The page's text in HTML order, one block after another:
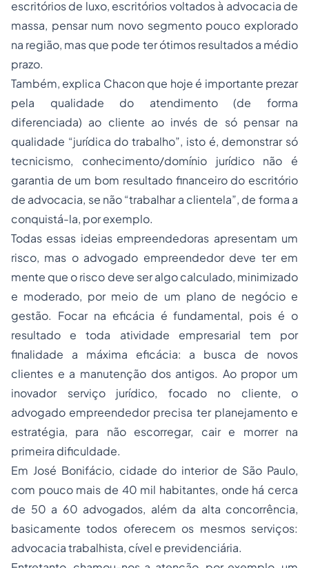
escritórios de luxo, escritórios voltados à advocacia de
massa, pensar num novo segmento pouco explorado
na região, mas que pode ter ótimos resultados a médio
prazo.
Também, explica Chacon que hoje é importante prezar
pela qualidade do atendimento (de forma
diferenciada) ao cliente ao invés de só pensar na
qualidade “jurídica do trabalho”, isto é, demonstrar só
tecnicismo, conhecimento/domínio jurídico não é
garantia de um bom resultado financeiro do escritório
de advocacia, se não “trabalhar a clientela”, de forma a
conquistá-la, por exemplo.
Todas essas ideias empreendedoras apresentam um
risco, mas o advogado empreendedor deve ter em
mente que o risco deve ser algo calculado, minimizado
e moderado, por meio de um plano de negócio e
gestão. Focar na eficácia é fundamental, pois é o
resultado e toda atividade empresarial tem por
finalidade a máxima eficácia: a busca de novos
clientes e a manutenção dos antigos. Ao propor um
inovador serviço jurídico, focado no cliente, o
advogado empreendedor precisa ter planejamento e
estratégia, para não escorregar, cair e morrer na
primeira dificuldade.
Em José Bonifácio, cidade do interior de São Paulo,
com pouco mais de 40 mil habitantes, onde há cerca
de 50 a 60 advogados, além da alta concorrência,
basicamente todos oferecem os mesmos serviços:
advocacia trabalhista, cível e previdenciária.